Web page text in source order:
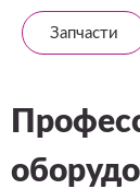
Запчасти